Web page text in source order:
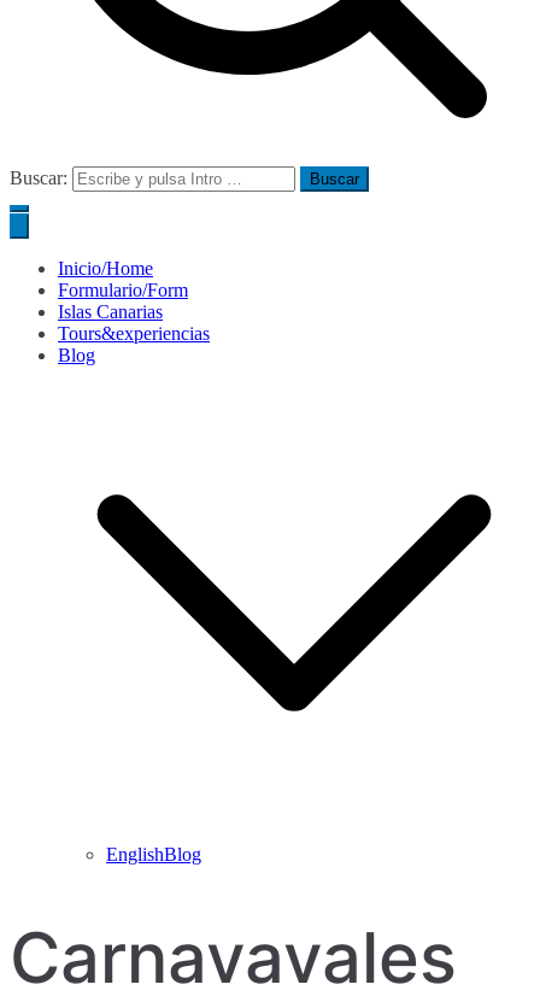
Buscar:
Inicio/Home
Formulario/Form
Islas Canarias
Tours&experiencias
Blog
EnglishBlog
Carnavavales